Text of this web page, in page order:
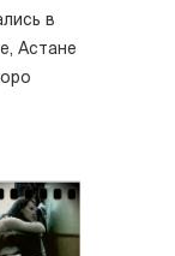
в
Астане